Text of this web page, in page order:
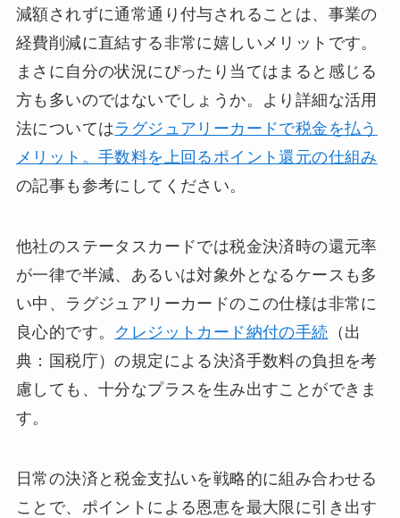
減額されずに通常通り付与されることは、事業の
経費削減に直結する非常に嬉しいメリットです。
まさに自分の状況にぴったり当てはまると感じる
方も多いのではないでしょうか。より詳細な活用
法についてはラグジュアリーカードで税金を払う
メリット。手数料を上回るポイント還元の仕組み
の記事も参考にしてください。
他社のステータスカードでは税金決済時の還元率
が一律で半減、あるいは対象外となるケースも多
い中、ラグジュアリーカードのこの仕様は非常に
良心的です。 クレジットカード納付の手続 （出
典：国税庁）の規定による決済手数料の負担を考
慮しても、十分なプラスを生み出すことができま
す。
日常の決済と税金支払いを戦略的に組み合わせる
ことで、ポイントによる恩恵を最大限に引き出す